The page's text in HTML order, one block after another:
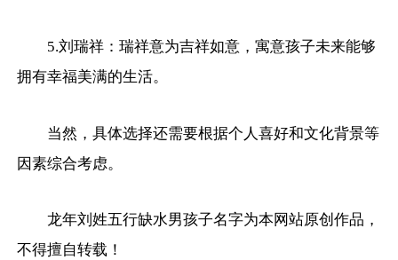
5.刘瑞祥：瑞祥意为吉祥如意，寓意孩子未来能够
拥有幸福美满的生活。
当然，具体选择还需要根据个人喜好和文化背景等
因素综合考虑。
龙年刘姓五行缺水男孩子名字为本网站原创作品，
不得擅自转载！